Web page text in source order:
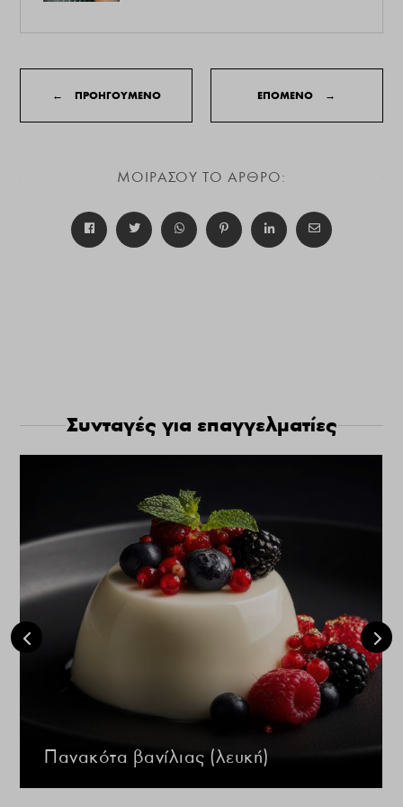
← ΠΡΟΗΓΟΥΜΕΝΟ ΕΠΟΜΕΝΟ →
ΜΟΙΡΑΣΟΥ ΤΟ ΑΡΘΡΟ:
Συνταγές για επαγγελματίες
Πανακότα βανίλιας (λευκή)